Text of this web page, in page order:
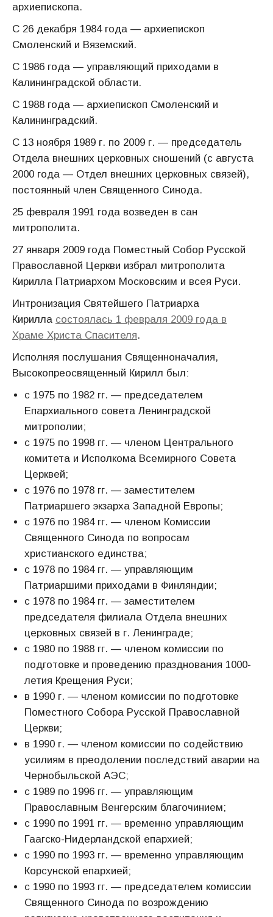
архиепископа.
С 26 декабря 1984 года — архиепископ
Смоленский и Вяземский.
С 1986 года — управляющий приходами в
Калининградской области.
С 1988 года — архиепископ Смоленский и
Калининградский.
С 13 ноября 1989 г. по 2009 г. — председатель
Отдела внешних церковных сношений (с августа
2000 года — Отдел внешних церковных связей),
постоянный член Священного Синода.
25 февраля 1991 года возведен в сан
митрополита.
27 января 2009 года Поместный Собор Русской
Православной Церкви избрал митрополита
Кирилла Патриархом Московским и всея Руси.
Интронизация Святейшего Патриарха
Кирилла состоялась 1 февраля 2009 года в
Храме Христа Спасителя.
Исполняя послушания Священноначалия,
Высокопреосвященный Кирилл был:
с 1975 по 1982 гг. — председателем
Епархиального совета Ленинградской
митрополии;
с 1975 по 1998 гг. — членом Центрального
комитета и Исполкома Всемирного Совета
Церквей;
с 1976 по 1978 гг. — заместителем
Патриаршего экзарха Западной Европы;
с 1976 по 1984 гг. — членом Комиссии
Священного Синода по вопросам
христианского единства;
c 1978 по 1984 гг. — управляющим
Патриаршими приходами в Финляндии;
с 1978 по 1984 гг. — заместителем
председателя филиала Отдела внешних
церковных связей в г. Ленинграде;
с 1980 по 1988 гг. — членом комиссии по
подготовке и проведению празднования 1000-
летия Крещения Руси;
в 1990 г. — членом комиссии по подготовке
Поместного Собора Русской Православной
Церкви;
в 1990 г. — членом комиссии по содействию
усилиям в преодолении последствий аварии на
Чернобыльской АЭС;
с 1989 по 1996 гг. — управляющим
Православным Венгерским благочинием;
с 1990 по 1991 гг. — временно управляющим
Гаагско-Нидерландской епархией;
с 1990 по 1993 гг. — временно управляющим
Корсунской епархией;
с 1990 по 1993 гг. — председателем комиссии
Священного Синода по возрождению